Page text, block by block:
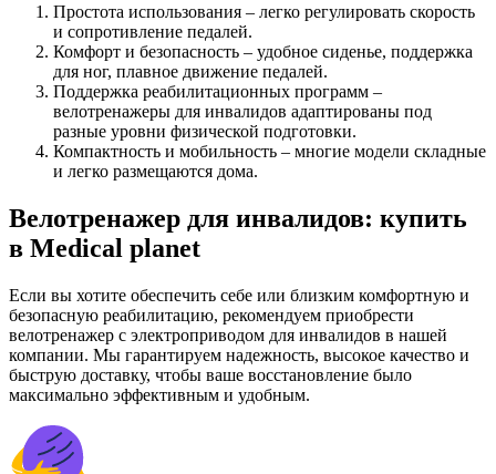
Простота использования – легко регулировать скорость
и сопротивление педалей.
Комфорт и безопасность – удобное сиденье, поддержка
для ног, плавное движение педалей.
Поддержка реабилитационных программ –
велотренажеры для инвалидов адаптированы под
разные уровни физической подготовки.
Компактность и мобильность – многие модели складные
и легко размещаются дома.
Велотренажер для инвалидов: купить
в Medical planet
Если вы хотите обеспечить себе или близким комфортную и
безопасную реабилитацию, рекомендуем приобрести
велотренажер с электроприводом для инвалидов в нашей
компании. Мы гарантируем надежность, высокое качество и
быструю доставку, чтобы ваше восстановление было
максимально эффективным и удобным.